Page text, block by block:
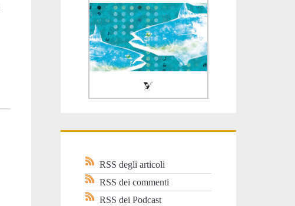
RSS degli articoli
RSS dei commenti
RSS dei Podcast